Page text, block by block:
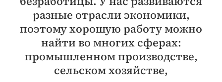
разные отрасли экономики,
поэтому хорошую работу можно
найти во многих сферах:
промышленном производстве,
сельском хозяйстве,